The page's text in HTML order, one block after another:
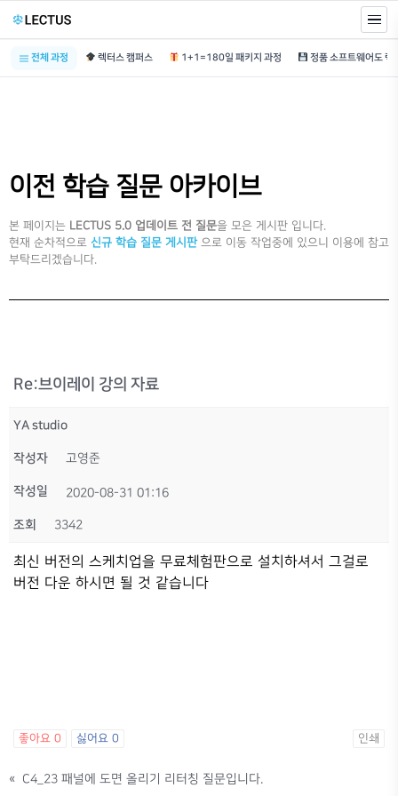
전체 과정 렉터스 캠퍼스 1+1=180일 패키지 과정
이전 학습 질문 아카이브
본 페이지는 LECTUS 5.0 업데이트 전 질문을 모은 게시판 입니다.
현재 순차적으로 신규 학습 질문 게시판 으로 이동 작업중에 있으니 이용에 참고
부탁드리겠습니다.
Re:브이레이 강의 자료
YA studio
작성자 고영준
작성일 2020-08-31 01:16
조회 3342
최신 버전의 스케치업을 무료체험판으로 설치하셔서 그걸로
버전 다운 하시면 될 것 같습니다
좋아요 0 싫어요 0 인쇄
« C4_23 패널에 도면 올리기 리터칭 질문입니다.